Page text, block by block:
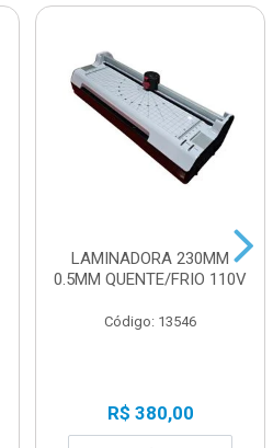
LAMINADORA 230MM
0.5MM QUENTE/FRIO 110V
Código: 13546
R$ 380,00